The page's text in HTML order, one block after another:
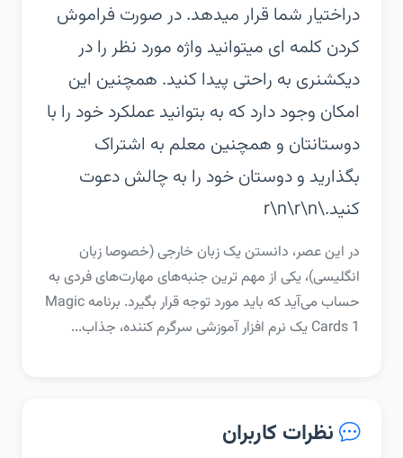
دراختیار شما قرار میدهد. در صورت فراموش
کردن کلمه ای میتوانید واژه مورد نظر را در
دیکشنری به راحتی پیدا کنید. همچنین این
امکان وجود دارد که به بتوانید عملکرد خود را با
دوستانتان و همچنین معلم به اشتراک
بگذارید و دوستان خود را به چالش دعوت
کنید.\r\n\r\n
‏‏در این عصر، دانستن یک زبان خارجی (خصوصا زبان
انگلیسی)، یکی از مهم ترین جنبه‌های مهارت‌های فردی به
حساب می‌آید که باید مورد توجه قرار بگیرد. برنامه Magic
Cards 1 یک نرم افزار آموزشی سرگرم کننده، جذاب...
نظرات کاربران